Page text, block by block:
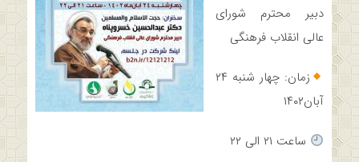
دبیر محترم شورای
عالی انقلاب فرهنگی
زمان: چهار شنبه ۲۴
آبان۱۴۰۲
ساعت ۲۱ الی ۲۲